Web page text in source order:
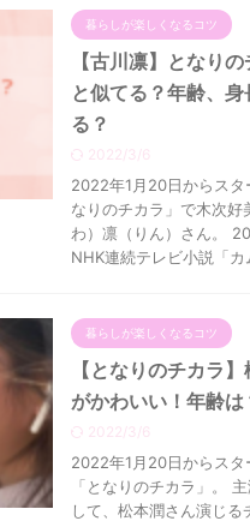
暮らしが楽しくなるコツ
【古川凛】となり
と似てる？年齢、
る？
2022/3/6
2022年1月20日からスタ
なりのチカラ」で木次
わ）凛（りん）さん。
NHK連続テレビ小説「
暮らしが楽しくなるコツ
【となりのチカラ
がかわいい！年齢
2022/3/6
2022年1月20日からスタ
「となりのチカラ」。
して、松本潤さん演じ